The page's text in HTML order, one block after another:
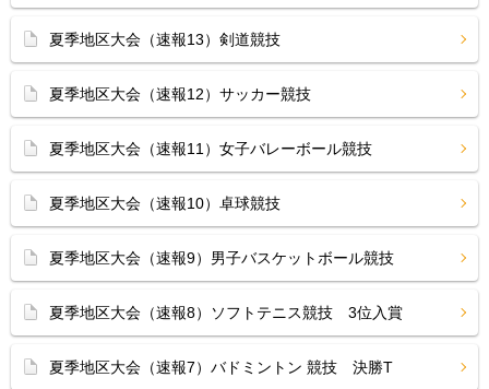
夏季地区大会（速報13）剣道競技
夏季地区大会（速報12）サッカー競技
夏季地区大会（速報11）女子バレーボール競技
夏季地区大会（速報10）卓球競技
夏季地区大会（速報9）男子バスケットボール競技
夏季地区大会（速報8）ソフトテニス競技 3位入賞
夏季地区大会（速報7）バドミントン 競技 決勝T